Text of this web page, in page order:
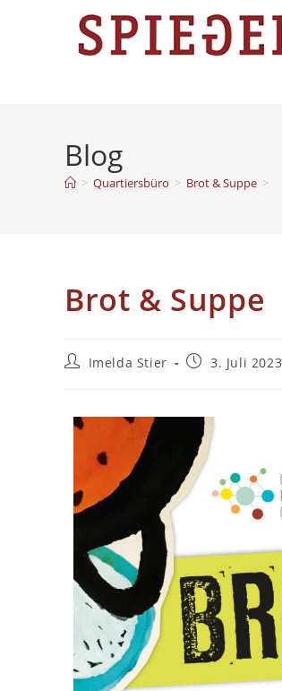
Blog
> Quartiersbüro > Brot & Suppe >
Brot & Suppe
Imelda Stier 3. Juli 2023